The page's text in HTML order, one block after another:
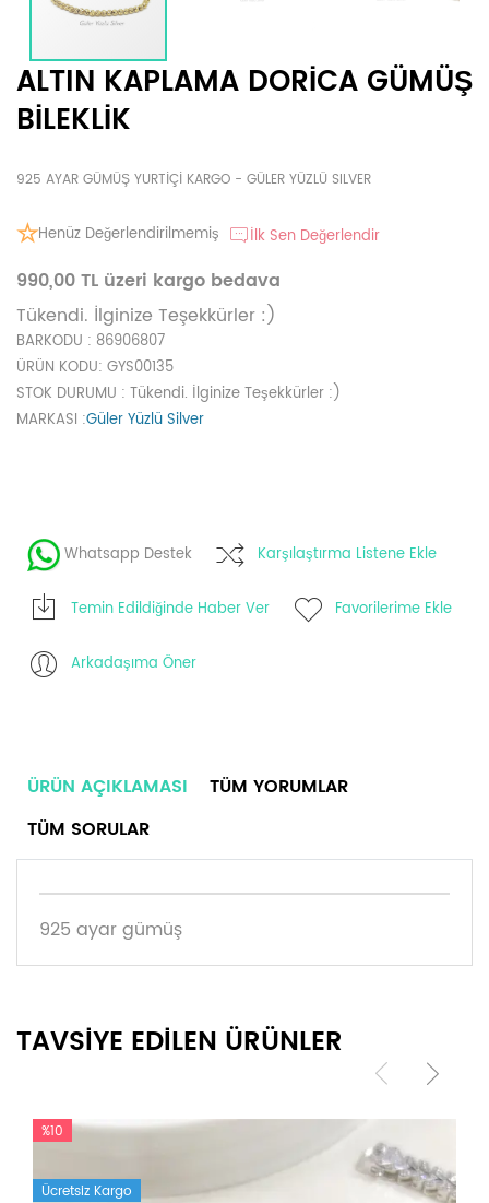
ALTIN KAPLAMA DORİCA GÜMÜŞ
BİLEKLİK
925 AYAR GÜMÜŞ YURTİÇİ KARGO - GÜLER YÜZLÜ SILVER
Henüz Değerlendirilmemiş İlk Sen Değerlendir
990,00 TL üzeri kargo bedava
Tükendi. İlginize Teşekkürler :)
BARKODU : 86906807
ÜRÜN KODU: GYS00135
STOK DURUMU : Tükendi. İlginize Teşekkürler :)
MARKASI :Güler Yüzlü Silver
Whatsapp Destek Karşılaştırma Listene Ekle
Temin Edildiğinde Haber Ver Favorilerime Ekle
Arkadaşıma Öner
ÜRÜN AÇIKLAMASI
TÜM YORUMLAR
TÜM SORULAR
925 ayar gümüş
TAVSİYE EDİLEN ÜRÜNLER
%10
Ücretsiz Kargo